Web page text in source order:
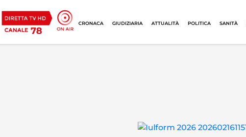
CRONACA GIUDIZIARIA ATTUALITÀ POLITICA SANITÀ